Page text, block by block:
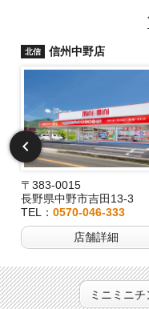
北信 信州中野店
〒383-0015
長野県中野市吉田13-3
TEL： 0570-046-333
店舗詳細
ミニミニ